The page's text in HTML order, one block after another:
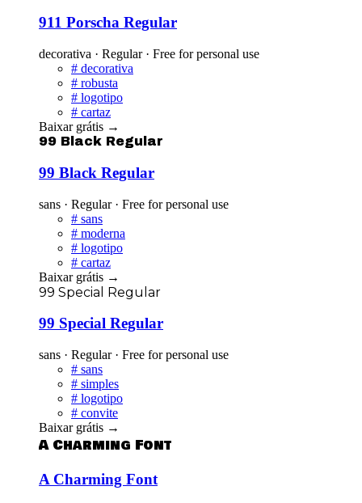
911 Porscha Regular
decorativa · Regular · Free for personal use
# decorativa
# robusta
# logotipo
# cartaz
Baixar grátis →
99 Black Regular
99 Black Regular
sans · Regular · Free for personal use
# sans
# moderna
# logotipo
# cartaz
Baixar grátis →
99 Special Regular
99 Special Regular
sans · Regular · Free for personal use
# sans
# simples
# logotipo
# convite
Baixar grátis →
A Charming Font
A Charming Font